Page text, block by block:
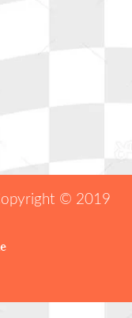
© 2019